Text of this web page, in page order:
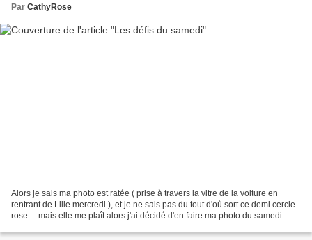
Par CathyRose
Alors je sais ma photo est ratée ( prise à travers la vitre de la voiture en
rentrant de Lille mercredi ), et je ne sais pas du tout d'où sort ce demi cercle
rose ... mais elle me plaît alors j'ai décidé d'en faire ma photo du samedi ...